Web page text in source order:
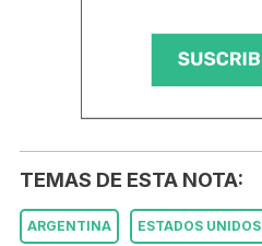
TEMAS DE ESTA NOTA:
ARGENTINA ESTADOS UNIDOS